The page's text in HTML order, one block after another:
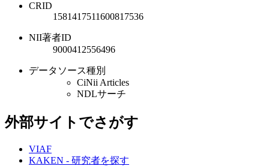
CRID
1581417511600817536
NII著者ID
9000412556496
データソース種別
CiNii Articles
NDLサーチ
外部サイトでさがす
VIAF
KAKEN - 研究者を探す